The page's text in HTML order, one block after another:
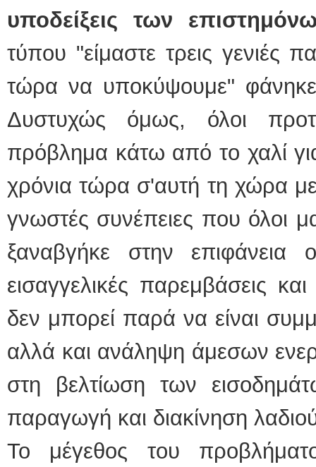
υποδείξεις των
τύπου "είμαστε τρεις γενιές
τώρα να υποκύψουμε" φάνηκε
Δυστυχώς όμως, όλοι
πρόβλημα κάτω από το χαλί
χρόνια τώρα σ'αυτή τη χώρα
γνωστές συνέπειες που όλοι
ξαναβγήκε στην επιφάνεια
εισαγγελικές παρεμβάσεις
δεν μπορεί παρά να είναι
αλλά και ανάληψη άμεσων
στη βελτίωση των
παραγωγή και διακίνηση
Το μέγεθος του